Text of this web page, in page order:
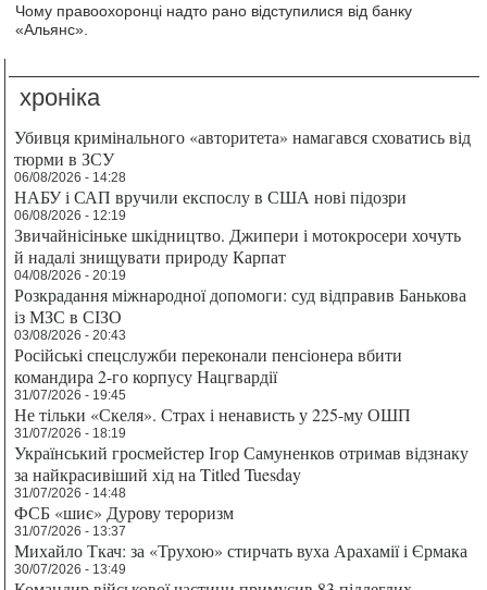
Чому правоохоронці надто рано відступилися від банку
«Альянс».
хроніка
Убивця кримінального «авторитета» намагався сховатись від
тюрми в ЗСУ
06/08/2026 - 14:28
НАБУ і САП вручили експослу в США нові підозри
06/08/2026 - 12:19
Звичайнісіньке шкідництво. Джипери і мотокросери хочуть
й надалі знищувати природу Карпат
04/08/2026 - 20:19
Розкрадання міжнародної допомоги: суд відправив Банькова
із МЗС в СІЗО
03/08/2026 - 20:43
Російські спецслужби переконали пенсіонера вбити
командира 2-го корпусу Нацгвардії
31/07/2026 - 19:45
Не тільки «Скеля». Страх і ненависть у 225-му ОШП
31/07/2026 - 18:19
Український гросмейстер Ігор Самуненков отримав відзнаку
за найкрасивіший хід на Titled Tuesday
31/07/2026 - 14:48
ФСБ «шиє» Дурову тероризм
31/07/2026 - 13:37
Михайло Ткач: за «Трухою» стирчать вуха Арахамії і Єрмака
30/07/2026 - 13:49